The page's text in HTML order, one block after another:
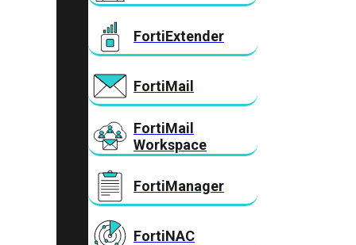
FortiExtender
FortiMail
FortiMail
Workspace
FortiManager
FortiNAC